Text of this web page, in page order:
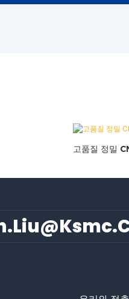
고품질 정밀